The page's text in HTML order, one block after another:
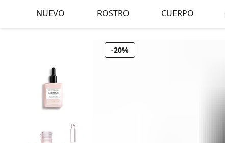
NUEVO ROSTRO CUERPO
-20%